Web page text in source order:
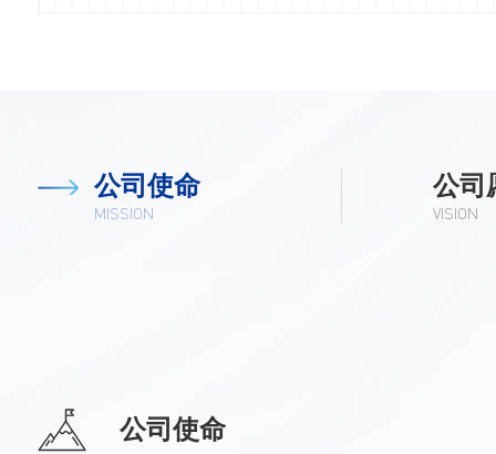
公司使命
MISSION
公司
VISION
公司使命